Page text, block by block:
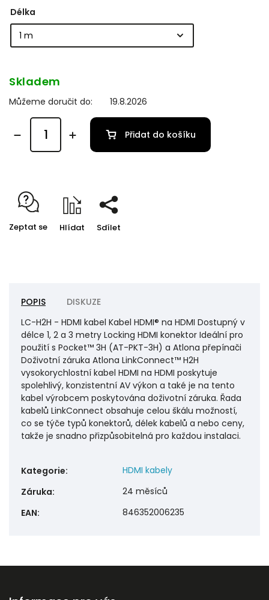
Délka
Skladem
Můžeme doručit do: 19.8.2026
Přidat do košíku
Zeptat se Hlídat Sdílet
POPIS
DISKUZE
LC-H2H - HDMI kabel Kabel HDMI® na HDMI Dostupný v
délce 1, 2 a 3 metry Locking HDMI konektor Ideální pro
použití s Pocket™ 3H (AT-PKT-3H) a Atlona přepínači
Doživotní záruka Atlona LinkConnect™ H2H
vysokorychlostní kabel HDMI na HDMI poskytuje
spolehlivý, konzistentní AV výkon a také je na tento
kabel výrobcem poskytována doživotní záruka. Řada
kabelů LinkConnect obsahuje celou škálu možností,
co se týče typů konektorů, délek kabelů a nebo ceny,
takže je snadno přizpůsobitelná pro každou instalaci.
Kategorie:
HDMI kabely
Záruka:
24 měsíců
EAN: 846352006235